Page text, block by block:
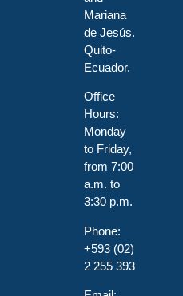
Mariana
de Jesús.
Quito-
Ecuador.
Office
Hours:
Monday
to Friday,
from 7:00
a.m. to
3:30 p.m.
Phone:
+593 (02)
2 255 393